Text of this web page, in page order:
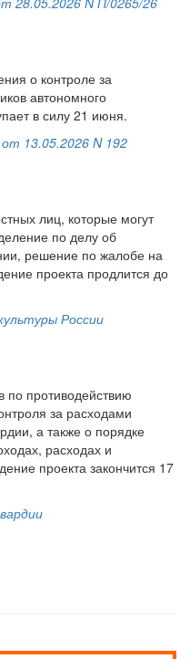
о контроле за
автономного
в силу 21 июня.
13.05.2026 N 192
лиц, которые могут
по делу об
решение по жалобе на
проекта продлится до
России
по противодействию
за расходами
а также о порядке
расходах и
проекта закончится 17